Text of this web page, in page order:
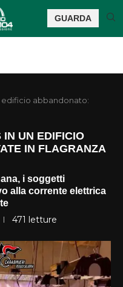
GUARDA
edificio abbandonato:
UN EDIFICIO
IN FLAGRANZA
i soggetti
alla corrente elettrica
471 letture